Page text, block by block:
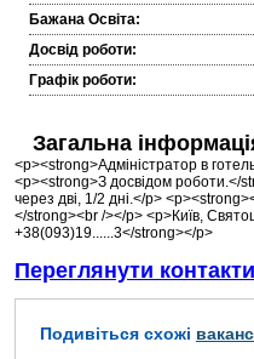
Бажана Освіта:
Досвід роботи:
Графік роботи:
Загальна
<p><strong>Адміністратор в
<p><strong>З досвідом роботи.</
через дві, 1/2 дні.</p>
</strong><br /></p> <p>Київ,
+38(093)19......3</strong></p>
Переглянути контакти
Подивіться схожі